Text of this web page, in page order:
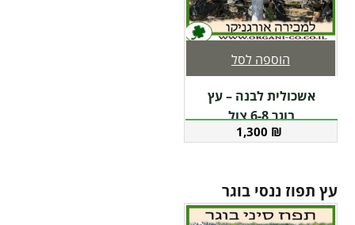
אשכולית לבנה – עץ
בוגר 6-8 צול
1,300 ₪
הוספה לסל
עץ תפוז ננסי בוגר